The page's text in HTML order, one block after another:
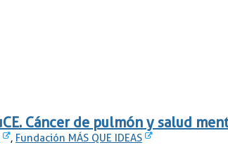
Cáncer de pulmón y salud
, Fundación MÁS QUE IDEAS